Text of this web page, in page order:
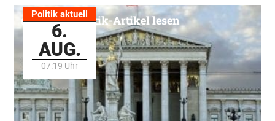
Politik aktuell
6.
AUG.
07:19 Uhr
Alle Politik-Artikel lesen